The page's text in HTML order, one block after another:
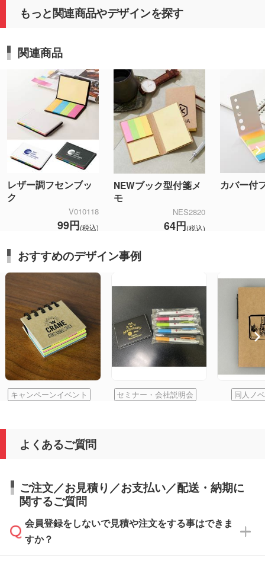
もっと関連商品やデザインを探す
関連商品
レザー調フセンブッ
ク
V010118
99円(税込)
NEWブック型付箋メ
モ
NES2820
64円(税込)
カバー付
おすすめのデザイン事例
キャンペーンイベント セミナー・会社説明会 同人ノ
よくあるご質問
ご注文／お見積り／お支払い／配送・納期に
関するご質問
会員登録をしないで見積や注文をする事はできま
すか？